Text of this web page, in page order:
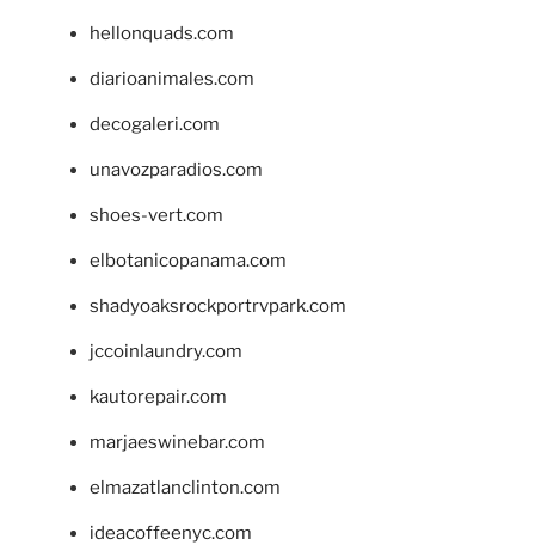
hellonquads.com
diarioanimales.com
decogaleri.com
unavozparadios.com
shoes-vert.com
elbotanicopanama.com
shadyoaksrockportrvpark.com
jccoinlaundry.com
kautorepair.com
marjaeswinebar.com
elmazatlanclinton.com
ideacoffeenyc.com